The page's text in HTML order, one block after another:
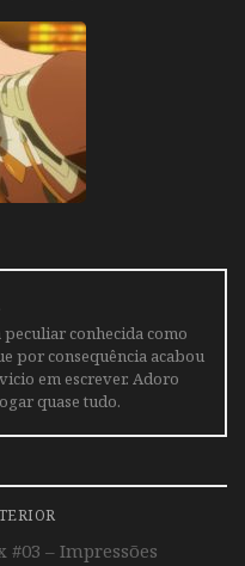
peculiar conhecida como
por consequência acabou
em escrever. Adoro
quase tudo.
– Impressões